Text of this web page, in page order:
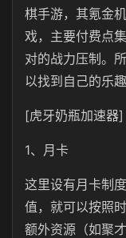
棋手游，其氪金
戏，主要付费点
对的战力压制。
以找到自己的乐
[虎牙奶瓶加速器]
1、月卡
这里设有月卡制
值，就可以按照
额外资源（如聚